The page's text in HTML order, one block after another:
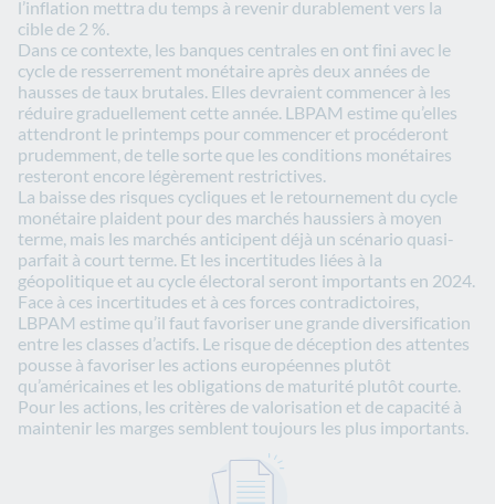
l’inflation mettra du temps à revenir durablement vers la
cible de 2 %.
Dans ce contexte, les banques centrales en ont fini avec le
cycle de resserrement monétaire après deux années de
hausses de taux brutales. Elles devraient commencer à les
réduire graduellement cette année. LBPAM estime qu’elles
attendront le printemps pour commencer et procéderont
prudemment, de telle sorte que les conditions monétaires
resteront encore légèrement restrictives.
La baisse des risques cycliques et le retournement du cycle
monétaire plaident pour des marchés haussiers à moyen
terme, mais les marchés anticipent déjà un scénario quasi-
parfait à court terme. Et les incertitudes liées à la
géopolitique et au cycle électoral seront importants en 2024.
Face à ces incertitudes et à ces forces contradictoires,
LBPAM estime qu’il faut favoriser une grande diversification
entre les classes d’actifs. Le risque de déception des attentes
pousse à favoriser les actions européennes plutôt
qu’américaines et les obligations de maturité plutôt courte.
Pour les actions, les critères de valorisation et de capacité à
maintenir les marges semblent toujours les plus importants.